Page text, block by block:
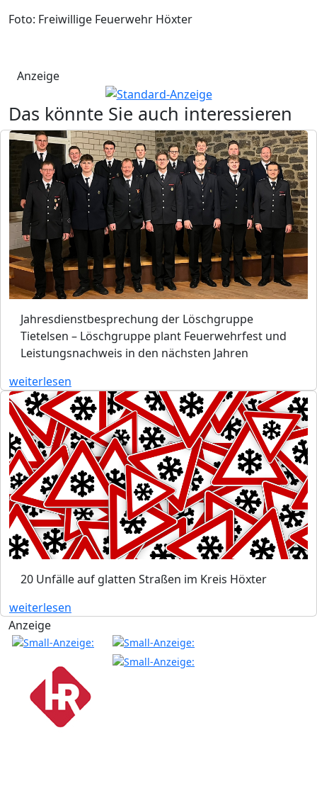
Foto: Freiwillige Feuerwehr Höxter
Anzeige
Das könnte Sie auch interessieren
Jahresdienstbesprechung der Löschgruppe
Tietelsen – Löschgruppe plant Feuerwehrfest und
Leistungsnachweis in den nächsten Jahren
weiterlesen
20 Unfälle auf glatten Straßen im Kreis Höxter
weiterlesen
Anzeige